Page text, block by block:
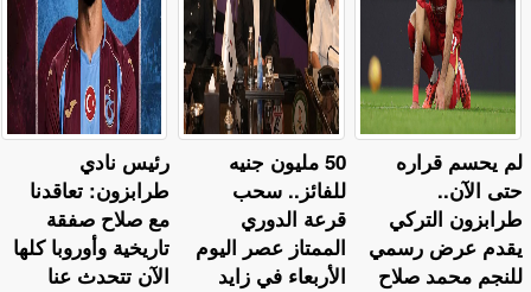
رئيس نادي
طرابزون: تعاقدنا
مع صلاح صفقة
تاريخية وأوروبا كلها
الآن تتحدث عنا
50 مليون جنيه
للفائز.. سحب
قرعة الدوري
الممتاز عصر اليوم
الأربعاء في زايد
لم يحسم قراره
حتى الآن..
طرابزون التركي
يقدم عرض رسمي
للنجم محمد صلاح